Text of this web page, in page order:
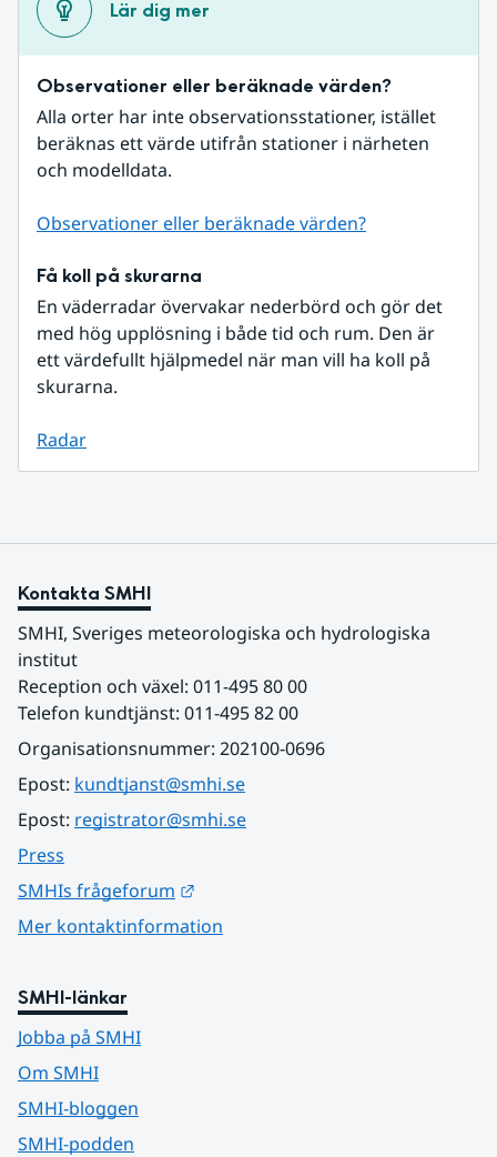
Lär dig mer
Observationer eller beräknade värden?
Alla orter har inte observationsstationer, istället
beräknas ett värde utifrån stationer i närheten
och modelldata.
Observationer eller beräknade värden?
Få koll på skurarna
En väderradar övervakar nederbörd och gör det
med hög upplösning i både tid och rum. Den är
ett värdefullt hjälpmedel när man vill ha koll på
skurarna.
Radar
Kontakta SMHI
SMHI, Sveriges meteorologiska och hydrologiska
institut
Reception och växel: 011-495 80 00
Telefon kundtjänst: 011-495 82 00
Organisationsnummer: 202100-0696
Epost: kundtjanst@smhi.se
Epost: registrator@smhi.se
Press
SMHIs frågeforum
Mer kontaktinformation
SMHI-länkar
Jobba på SMHI
Om SMHI
SMHI-bloggen
SMHI-podden